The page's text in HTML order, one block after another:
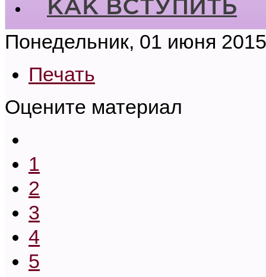
КАК ВСТУПИТЬ
Понедельник, 01 июня
Печать
Оцените материал
1
2
3
4
5